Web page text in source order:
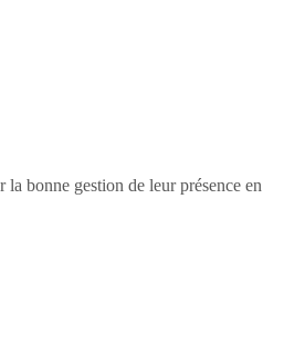
bonne gestion de leur présence en